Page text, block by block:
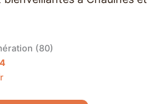
(80)